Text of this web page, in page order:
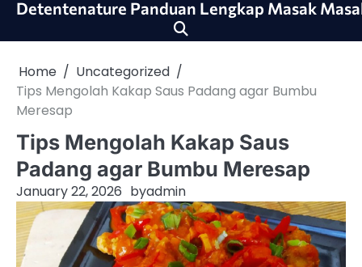
Skip
content
Detentenature Panduan Lengkap Masak
Home
Uncategorized
Tips Mengolah Kakap Saus Padang agar Bumbu
Meresap
Tips Mengolah Kakap Saus
Padang agar Bumbu Meresap
January 22, 2026 byadmin